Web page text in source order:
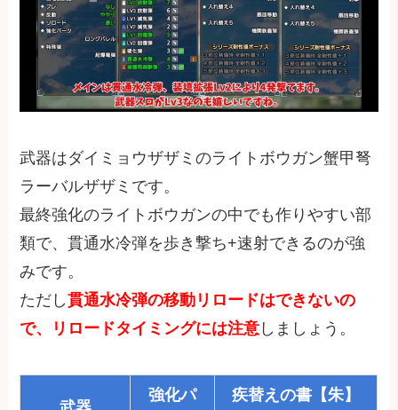
武器はダイミョウザザミのライトボウガン蟹甲弩
ラーバルザザミです。
最終強化のライトボウガンの中でも作りやすい部
類で、貫通水冷弾を歩き撃ち+速射できるのが強
みです。
ただし貫通水冷弾の移動リロードはできないの
で、リロードタイミングには注意 しましょう。
強化パ 疾替えの書【朱】